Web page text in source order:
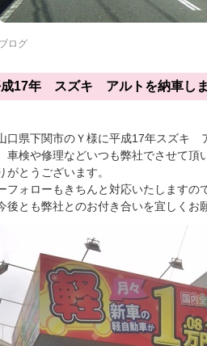
ブログ
17年 スズキ アルトを納車しま
口県下関市のＹ様に平成17年スズキ
車検や修理などいつも弊社でさせて頂
がとうございます。
フォローもきちんと対応いたしますの
後とも弊社とのお付き合いを宜しくお